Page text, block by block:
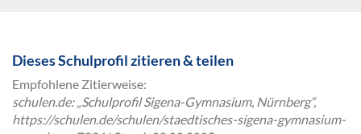
Dieses Schulprofil zitieren & teilen
Empfohlene Zitierweise:
schulen.de: „Schulprofil Sigena-Gymnasium, Nürnberg“,
https://schulen.de/schulen/staedtisches-sigena-gymnasium-